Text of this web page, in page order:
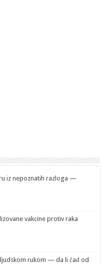
iz nepoznatih razloga —
vakcine protiv raka
rukom — da li čađ od